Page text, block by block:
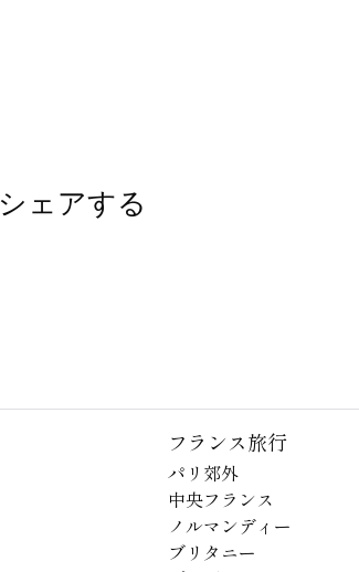
シェアする
フランス旅行
パリ郊外
中央フランス
ノルマンディー
ブリタニー